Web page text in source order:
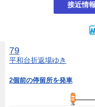
接近情
79
平和台折返場ゆき
2個前の停留所を発車